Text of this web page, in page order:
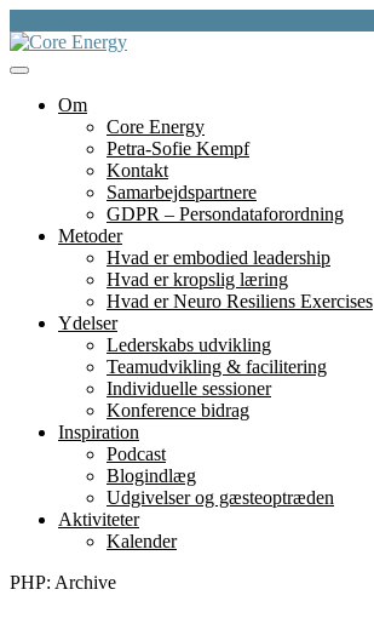
to
content
Core Energy
Om
Core Energy
Petra-Sofie Kempf
Kontakt
Samarbejdspartnere
GDPR – Persondataforordning
Metoder
Hvad er embodied leadership
Hvad er kropslig læring
Hvad er Neuro Resiliens Exercises
Ydelser
Lederskabs udvikling
Teamudvikling & facilitering
Individuelle sessioner
Konference bidrag
Inspiration
Podcast
Blogindlæg
Udgivelser og gæsteoptræden
Aktiviteter
Kalender
PHP: Archive